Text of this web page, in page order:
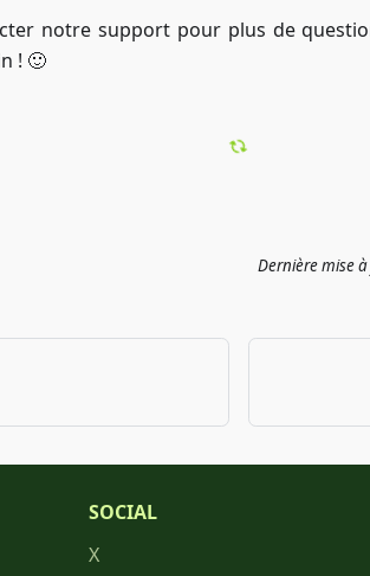
notre support pour plus de
! 🙂
Dernière mise
SOCIAL
X